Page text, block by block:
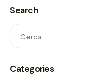
Search
Categories